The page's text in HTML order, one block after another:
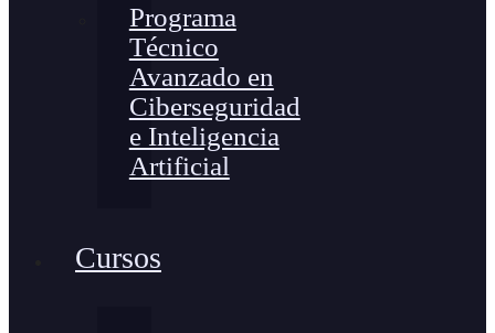
Programa
Técnico
Avanzado en
Ciberseguridad
e Inteligencia
Artificial
Cursos